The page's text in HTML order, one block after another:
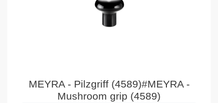
MEYRA - Pilzgriff (4589)#MEYRA -
Mushroom grip (4589)